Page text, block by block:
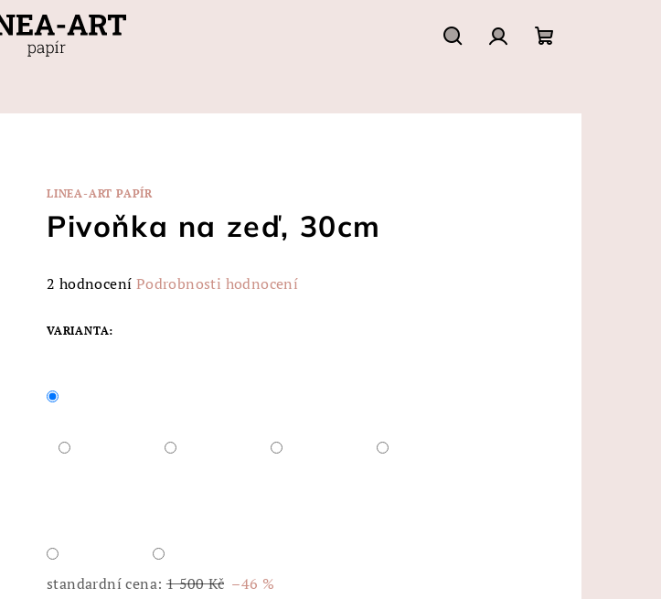
košík
LINEA-ART PAPÍR
Pivoňka na zeď, 30cm
Průměrné
produktu
z
2 hodnocení Podrobnosti hodnocení
VARIANTA:
standardní cena: 1 500 Kč –46 %